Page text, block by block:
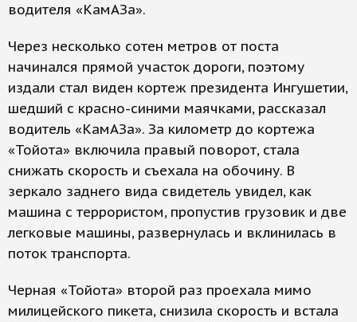
водителя «КамАЗа».
Через несколько сотен метров от поста
начинался прямой участок дороги, поэтому
издали стал виден кортеж президента Ингушетии,
шедший с красно-синими маячками, рассказал
водитель «КамАЗа». За километр до кортежа
«Тойота» включила правый поворот, стала
снижать скорость и съехала на обочину. В
зеркало заднего вида свидетель увидел, как
машина с террористом, пропустив грузовик и две
легковые машины, развернулась и вклинилась в
поток транспорта.
Черная «Тойота» второй раз проехала мимо
милицейского пикета, снизила скорость и встала